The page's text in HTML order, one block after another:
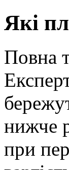
Які
Повна
нижче
при